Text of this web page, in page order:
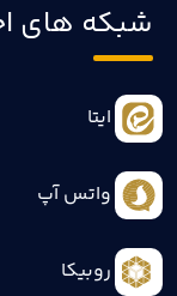
شبکه های
ایتا
واتس آپ
روبیکا